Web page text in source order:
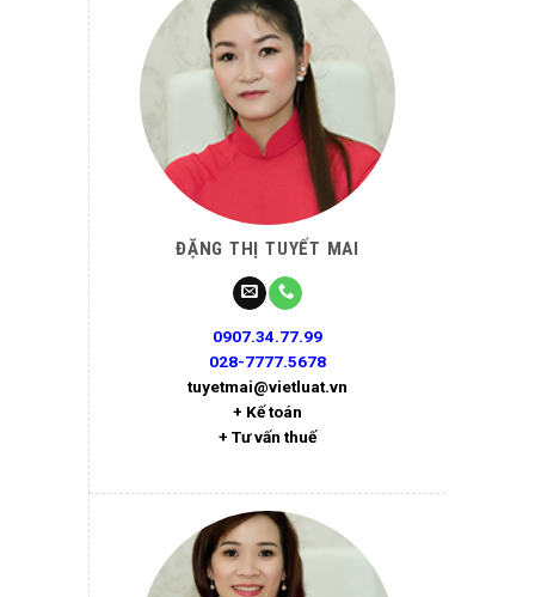
ĐẶNG THỊ TUYẾT MAI
0907.34.77.99
028-7777.5678
tuyetmai@vietluat.vn
+ Kế toán
+ Tư vấn thuế